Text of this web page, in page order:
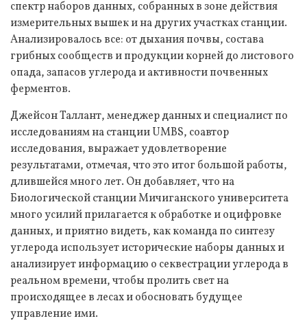
спектр наборов данных, собранных в зоне действия
измерительных вышек и на других участках станции.
Анализировалось все: от дыхания почвы, состава
грибных сообществ и продукции корней до листового
опада, запасов углерода и активности почвенных
ферментов.
Джейсон Таллант, менеджер данных и специалист по
исследованиям на станции UMBS, соавтор
исследования, выражает удовлетворение
результатами, отмечая, что это итог большой работы,
длившейся много лет. Он добавляет, что на
Биологической станции Мичиганского университета
много усилий прилагается к обработке и оцифровке
данных, и приятно видеть, как команда по синтезу
углерода использует исторические наборы данных и
анализирует информацию о секвестрации углерода в
реальном времени, чтобы пролить свет на
происходящее в лесах и обосновать будущее
управление ими.